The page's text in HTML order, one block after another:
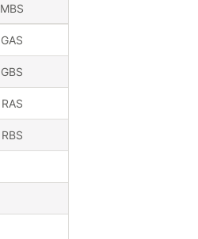
MBS
GAS
GBS
RAS
RBS